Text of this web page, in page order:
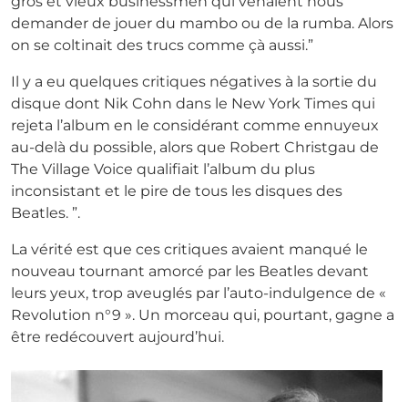
demander de jouer du mambo ou de la rumba. Alors
on se coltinait des trucs comme çà aussi.”
Il y a eu quelques critiques négatives à la sortie du
disque dont Nik Cohn dans le New York Times qui
rejeta l’album en le considérant comme ennuyeux
au-delà du possible, alors que Robert Christgau de
The Village Voice qualifiait l’album du plus
inconsistant et le pire de tous les disques des
Beatles. ”.
La vérité est que ces critiques avaient manqué le
nouveau tournant amorcé par les Beatles devant
leurs yeux, trop aveuglés par l’auto-indulgence de «
Revolution n°9 ». Un morceau qui, pourtant, gagne a
être redécouvert aujourd’hui.